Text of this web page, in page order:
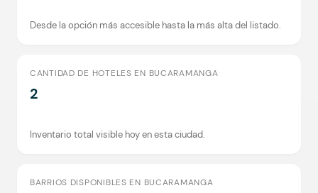
Desde la opción más accesible hasta la más alta del listado.
CANTIDAD DE HOTELES EN BUCARAMANGA
2
Inventario total visible hoy en esta ciudad.
BARRIOS DISPONIBLES EN BUCARAMANGA